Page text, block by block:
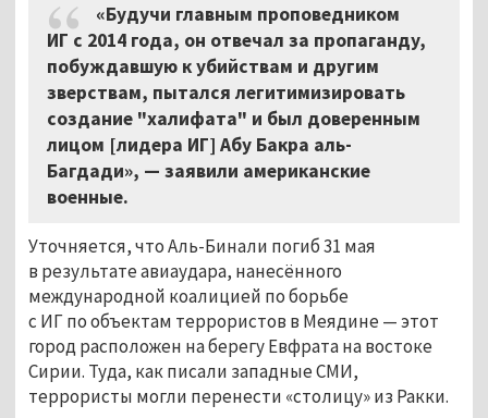
«Будучи главным проповедником
ИГ с 2014 года, он отвечал за пропаганду,
побуждавшую к убийствам и другим
зверствам, пытался легитимизировать
создание "халифата" и был доверенным
лицом [лидера ИГ] Абу Бакра аль-
Багдади», — заявили американские
военные.
Уточняется, что Аль-Бинали погиб 31 мая
в результате авиаудара, нанесённого
международной коалицией по борьбе
с ИГ по объектам террористов в Меядине — этот
город расположен на берегу Евфрата на востоке
Сирии. Туда, как писали западные СМИ,
террористы могли перенести «столицу» из Ракки.